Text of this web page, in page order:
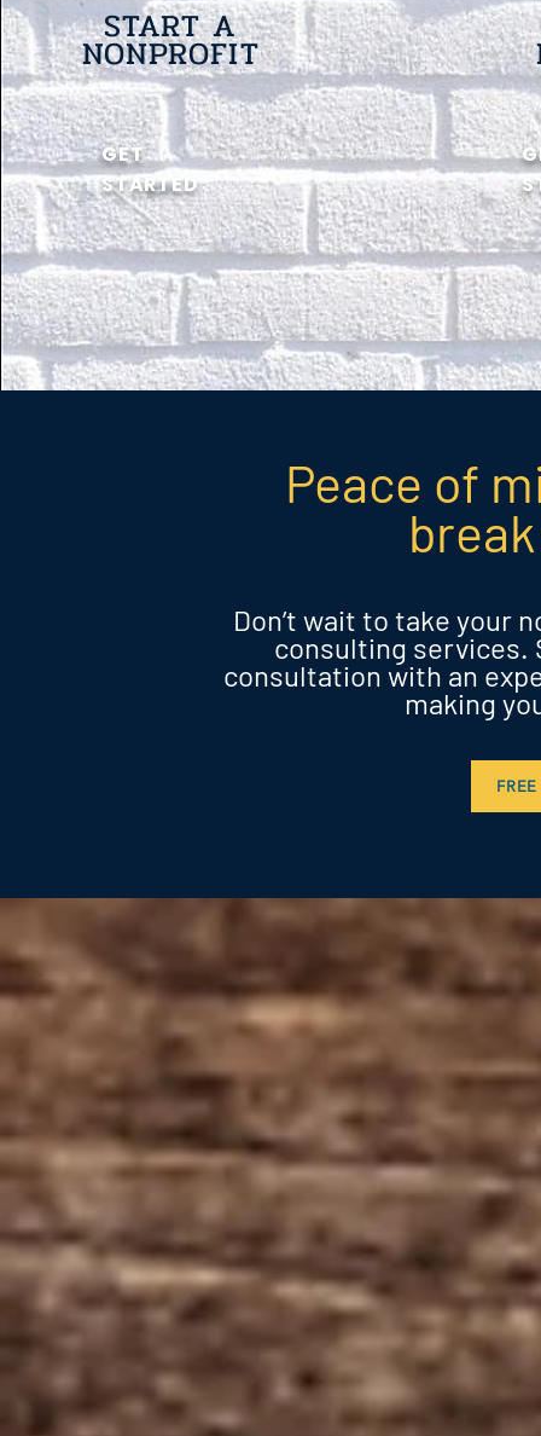
START A
NONPROFIT
GET
STARTED
Peace of
Don’t wait to take your
consulting services.
consultation with an
making